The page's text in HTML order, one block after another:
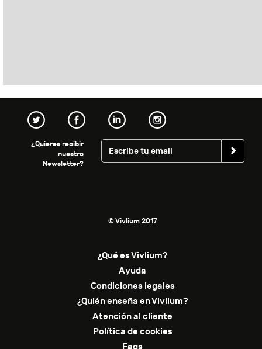
¿Quieres recibir
nuestro
Newsletter?
© Vivlium 2017
¿Qué es Vivlium?
Ayuda
Condiciones legales
¿Quién enseña en Vivlium?
Atención al cliente
Política de cookies
Faqs